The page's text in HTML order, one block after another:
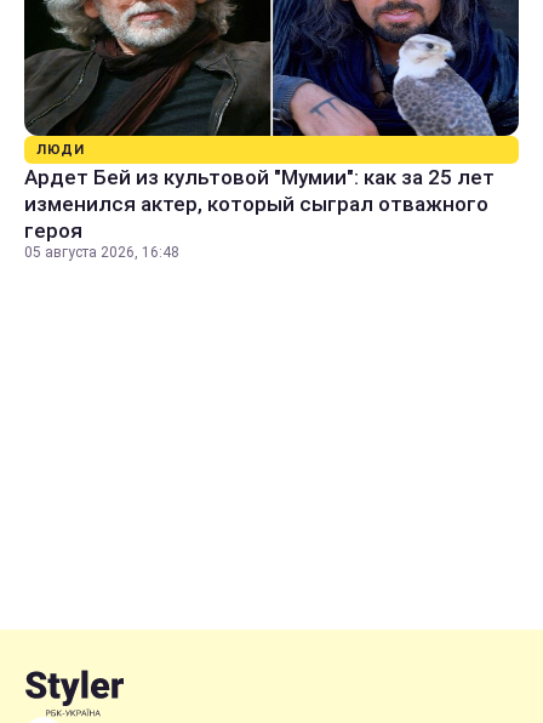
ЛЮДИ
Ардет Бей из культовой "Мумии": как за 25 лет
изменился актер, который сыграл отважного
героя
05 августа 2026, 16:48